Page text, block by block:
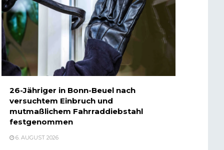
26-Jähriger in Bonn-Beuel nach
versuchtem Einbruch und
mutmaßlichem Fahrraddiebstahl
festgenommen
6. AUGUST 2026